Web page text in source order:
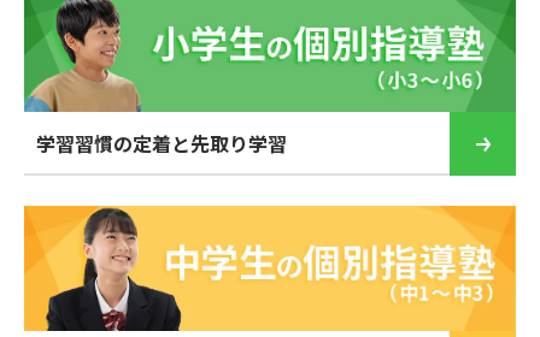
学習習慣の定着と先取り学習